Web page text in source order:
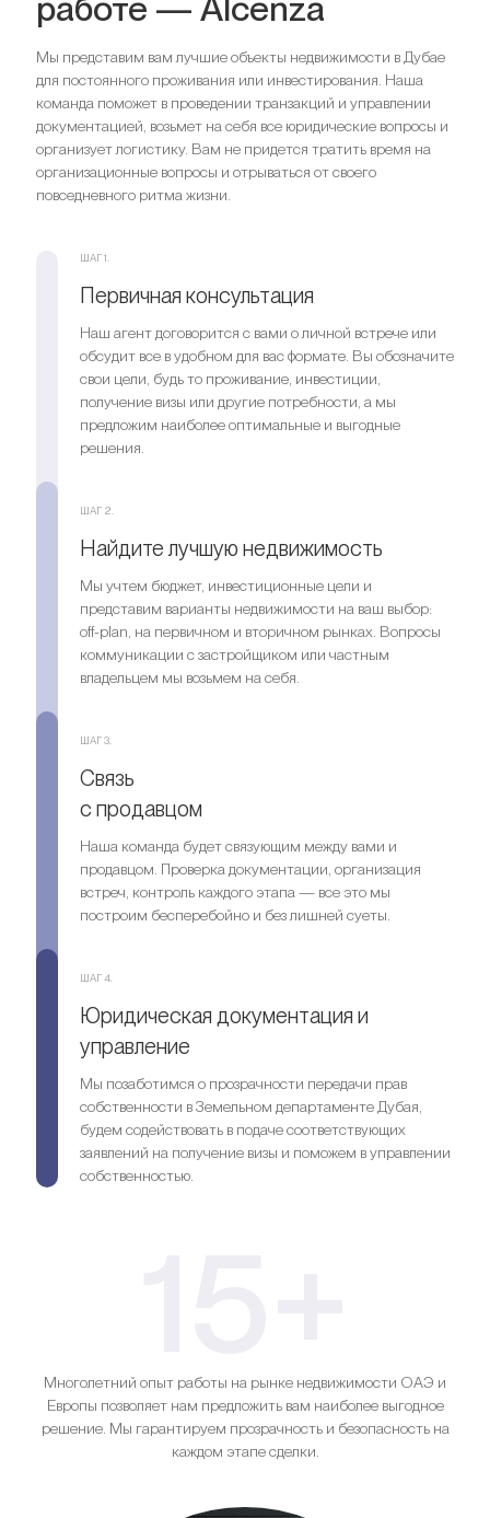
Спальни
Ищете выгодный вариант для
инвестиций?
Мы поможем вам приобрести актив, который растёт в
цене
Спальни 3
Ищете выгодный вариант для
инвестиций?
Спальни
инвестиций?
Мы поможем вам приобрести актив, который растёт в
Оставить заявку
Мы представим вам лучшие объекты недвижимости в Дубае
для постоянного проживания или инвестирования. Наша
команда поможет в проведении транзакций и управлении
документацией, возьмет на себя все юридические вопросы и
организует логистику. Вам не придется тратить время на
организационные вопросы и отрываться от своего
повседневного ритма жизни.
ШАГ 1.
Первичная консультация
Наш агент договорится с вами о личной встрече или
обсудит все в удобном для вас формате. Вы обозначите
свои цели, будь то проживание, инвестиции,
получение визы или другие потребности, а мы
предложим наиболее оптимальные и выгодные
решения.
ШАГ 2.
Найдите лучшую недвижимость
Мы учтем бюджет, инвестиционные цели и
представим варианты недвижимости на ваш выбор:
off-plan, на первичном и вторичном рынках. Вопросы
коммуникации с застройщиком или частным
владельцем мы возьмем на себя.
ШАГ 3.
Связь
с продавцом
Наша команда будет связующим между вами и
продавцом. Проверка документации, организация
встреч, контроль каждого этапа — все это мы
построим бесперебойно и без лишней суеты.
ШАГ 4.
Юридическая документация и
управление
Мы позаботимся о прозрачности передачи прав
собственности в Земельном департаменте Дубая,
будем содействовать в подаче соответствующих
заявлений на получение визы и поможем в управлении
собственностью.
Многолетний опыт работы на рынке недвижимости ОАЭ и
Европы позволяет нам предложить вам наиболее выгодное
решение. Мы гарантируем прозрачность и безопасность на
каждом этапе сделки.